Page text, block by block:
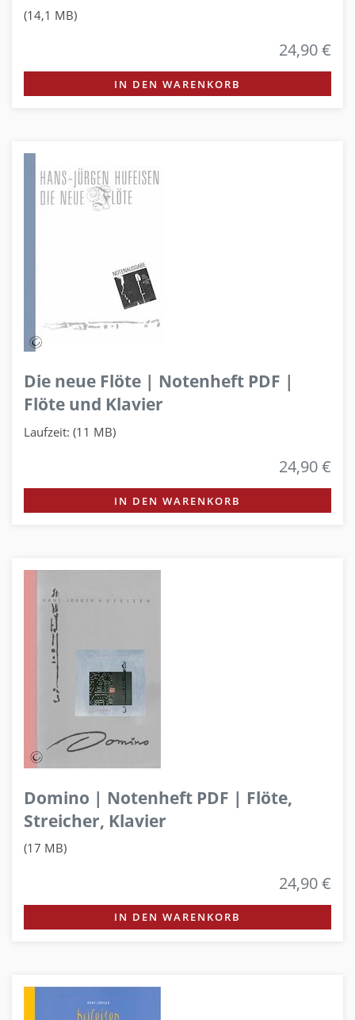
(14,1 MB)
24,90 €
IN DEN WARENKORB
Die neue Flöte | Notenheft PDF |
Flöte und Klavier
Laufzeit: (11 MB)
24,90 €
IN DEN WARENKORB
Domino | Notenheft PDF | Flöte,
Streicher, Klavier
(17 MB)
24,90 €
IN DEN WARENKORB